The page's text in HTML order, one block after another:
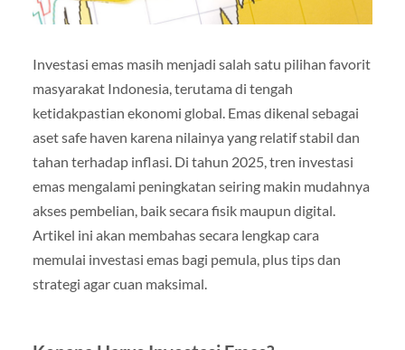
Investasi emas masih menjadi salah satu pilihan favorit
masyarakat Indonesia, terutama di tengah
ketidakpastian ekonomi global. Emas dikenal sebagai
aset safe haven karena nilainya yang relatif stabil dan
tahan terhadap inflasi. Di tahun 2025, tren investasi
emas mengalami peningkatan seiring makin mudahnya
akses pembelian, baik secara fisik maupun digital.
Artikel ini akan membahas secara lengkap cara
memulai investasi emas bagi pemula, plus tips dan
strategi agar cuan maksimal.